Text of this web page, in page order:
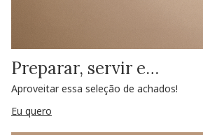
Preparar, servir e…
Aproveitar essa seleção de achados!
Eu quero